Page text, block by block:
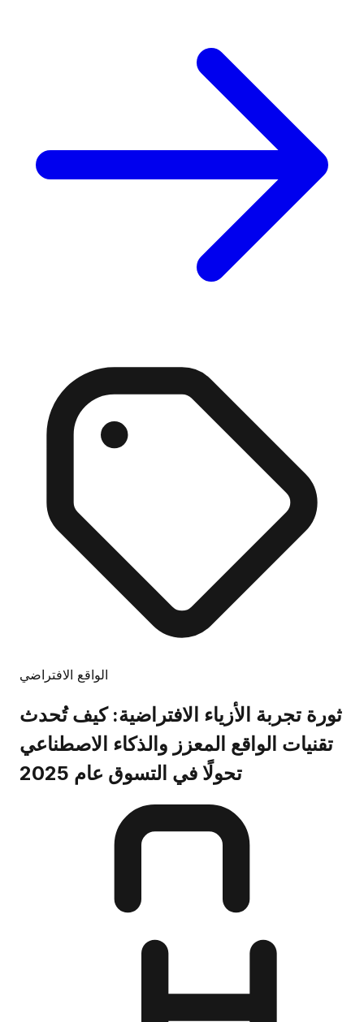
الواقع الافتراضي
ثورة تجربة الأزياء الافتراضية: كيف تُحدث
تقنيات الواقع المعزز والذكاء الاصطناعي
تحولًا في التسوق عام 2025